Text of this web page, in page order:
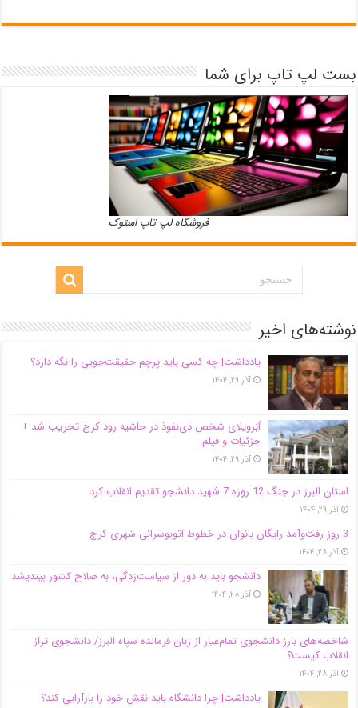
بست لپ تاپ برای شما
فروشگاه لپ تاپ استوک
نوشته‌های اخیر
یادداشت| ‌چه کسی باید پرچم حقیقت‌جویی را نگه دارد؟
آذر ۲۹, ۱۴۰۴
اَبَر‌ویلای شخص ذی‌نفوذ در حاشیه‌ رود کرج تخریب شد +
جزئیات و فیلم
آذر ۲۹, ۱۴۰۴
استان البرز در جنگ 12 روزه 7 شهید دانشجو تقدیم انقلاب کرد
آذر ۲۹, ۱۴۰۴
3 روز رفت‌وآمد رایگان بانوان در خطوط اتوبوسرانی شهری کرج
آذر ۲۸, ۱۴۰۴
دانشجو باید به دور از سیاست‌زدگی، به صلاح کشور بیندیشد
آذر ۲۸, ۱۴۰۴
شاخصه‌های بارز دانشجوی تمام‌عیار از زبان فرمانده سپاه البرز/ دانشجوی تراز
انقلاب کیست؟
آذر ۲۸, ۱۴۰۴
یادداشت| چرا دانشگاه باید نقش خود را بازآرایی کند؟